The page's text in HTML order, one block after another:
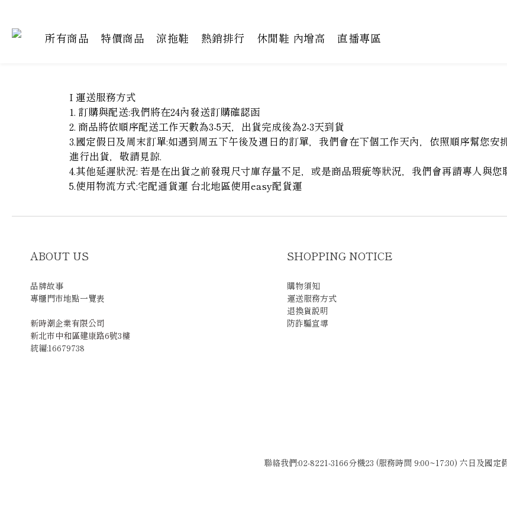
所有商品 特價商品 涼拖鞋 熱銷排行 休閒鞋 內增高 直播專區
I 運送服務方式
1. 訂購與配送:我們將在24內發送訂購確認函
2. 商品將依順序配送工作天數為3-5天，出貨完成後為2-3天到貨
3.國定假日及周末訂單:如遇到周五下午後及週日的訂單，我們會在下個工作天內，依照順序幫您
進行出貨，敬請見諒.
4.其他延遲狀況: 若是在出貨之前發現尺寸庫存量不足，或是商品瑕疵等狀況，我們會再請專人與您
5.使用物流方式:宅配通貨運 台北地區使用easy配貨運
ABOUT US
品牌故事
專櫃門市地點一覽表
新時潮企業有限公司
新北市中和區建康路6號3樓
統編:16679738
SHOPPING NOTICE
購物須知
運送服務方式
退換貨說明
防詐騙宣導
聯絡我們:02-8221-3166分機23 (服務時間 9:00~17:30) 六日及國定